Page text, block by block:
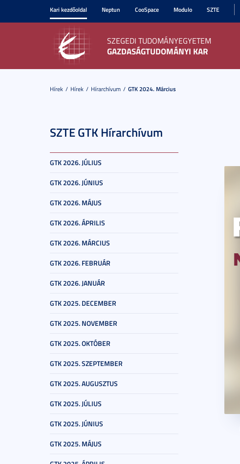
Kari kezdőoldal Neptun CooSpace Modulo SZTE
SZEGEDI TUDOMÁNYEGYETEM
GAZDASÁGTUDOMÁNYI KAR
Hírek Hírek Hírarchívum GTK 2024. Március
SZTE GTK Hírarchívum
GTK 2026. JÚLIUS
GTK 2026. JÚNIUS
GTK 2026. MÁJUS
GTK 2026. ÁPRILIS
GTK 2026. MÁRCIUS
GTK 2026. FEBRUÁR
GTK 2026. JANUÁR
GTK 2025. DECEMBER
GTK 2025. NOVEMBER
GTK 2025. OKTÓBER
GTK 2025. SZEPTEMBER
GTK 2025. AUGUSZTUS
GTK 2025. JÚLIUS
GTK 2025. JÚNIUS
GTK 2025. MÁJUS